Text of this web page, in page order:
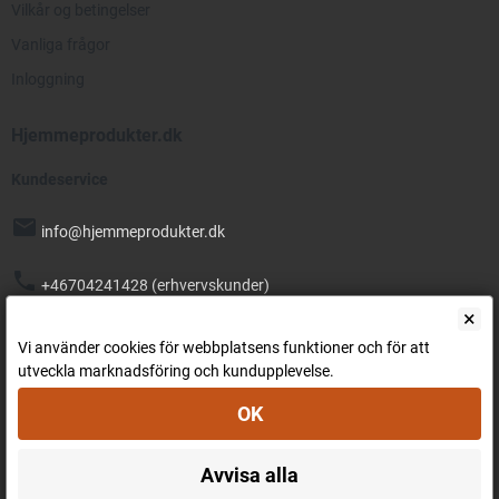
info@hjemmeprodukter.dk
+46704241428 (erhvervskunder)
×
Vi använder cookies för webbplatsens funktioner och för att
utveckla marknadsföring och kundupplevelse.
OK
Avvisa alla
Betalingsmetoder